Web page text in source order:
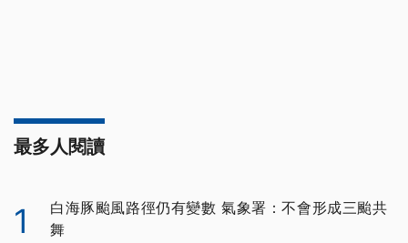
最多人閱讀
1
白海豚颱風路徑仍有變數 氣象署：不會形成三颱共
舞